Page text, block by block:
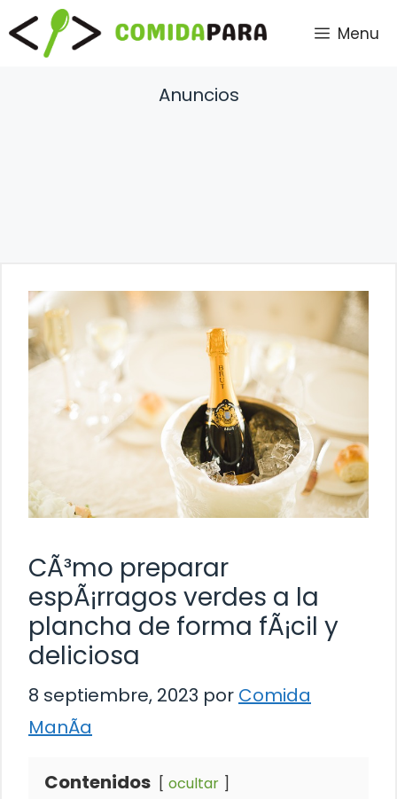
Saltar
al
contenido
Menu
Anuncios
CÃ³mo preparar
espÃ¡rragos verdes a la
plancha de forma fÃ¡cil y
deliciosa
8 septiembre, 2023 por Comida
ManÃ­a
Contenidos ocultar